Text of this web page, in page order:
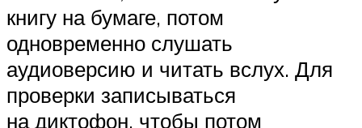
книгу на бумаге, потом
одновременно слушать
аудиоверсию и читать вслух. Для
проверки записываться
на диктофон, чтобы потом